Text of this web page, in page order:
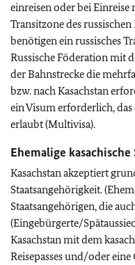
einreisen oder bei
Transitzone des
benötigen ein russisches
Russische Föderation mit
der Bahnstrecke die
bzw. nach Kasachstan
ein Visum erforderlich,
erlaubt (Multivisa).
Ehemalige
Kasachstan akzeptiert
Staatsangehörigkeit.
Staatsangehörigen, die
(Eingebürgerte/
Kasachstan mit dem
Reisepasses und/oder eine